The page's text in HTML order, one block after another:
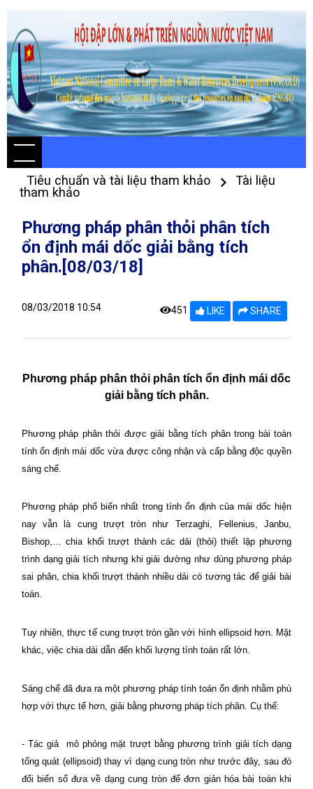
Tiêu chuẩn và tài liệu tham khảo
Tài liệu
tham khảo
Phương pháp phân thỏi phân tích
ổn định mái dốc giải bằng tích
phân.[08/03/18]
08/03/2018 10:54 451 LIKE SHARE
Phương pháp phân thỏi phân tích ổn định mái dốc
giải bằng tích phân.
Phương pháp phân thỏi được giải bằng tích phân trong bài toán
tính ổn định mái dốc vừa được công nhận và cấp bằng độc quyền
sáng chế.
Phương pháp phổ biến nhất trong tính ổn định của mái dốc hiện
nay vẫn là cung trượt tròn như Terzaghi, Fellenius, Janbu,
Bishop,… chia khối trượt thành các dải (thỏi) thiết lập phương
trình dạng giải tích nhưng khi giải dường như dùng phương pháp
sai phân, chia khối trượt thành nhiều dải có tương tác để giải bài
toán.
Tuy nhiên, thực tế cung trượt tròn gần với hình ellipsoid hơn. Mặt
khác, việc chia dải dẫn đến khối lượng tính toán rất lớn.
Sáng chế đã đưa ra một phương pháp tính toán ổn định nhằm phù
hợp với thực tế hơn, giải bằng phương pháp tích phân. Cụ thể:
- Tác giả mô phỏng mặt trượt bằng phương trình giải tích dạng
tổng quát (ellipsoid) thay vì dạng cung tròn như trước đây, sau đó
đổi biến số đưa về dạng cung tròn để đơn giản hóa bài toán khi